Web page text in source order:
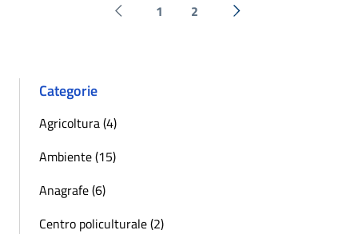
Pagina precedente
1 2 Successiva »
Categorie
Agricoltura (4)
Ambiente (15)
Anagrafe (6)
Centro policulturale (2)